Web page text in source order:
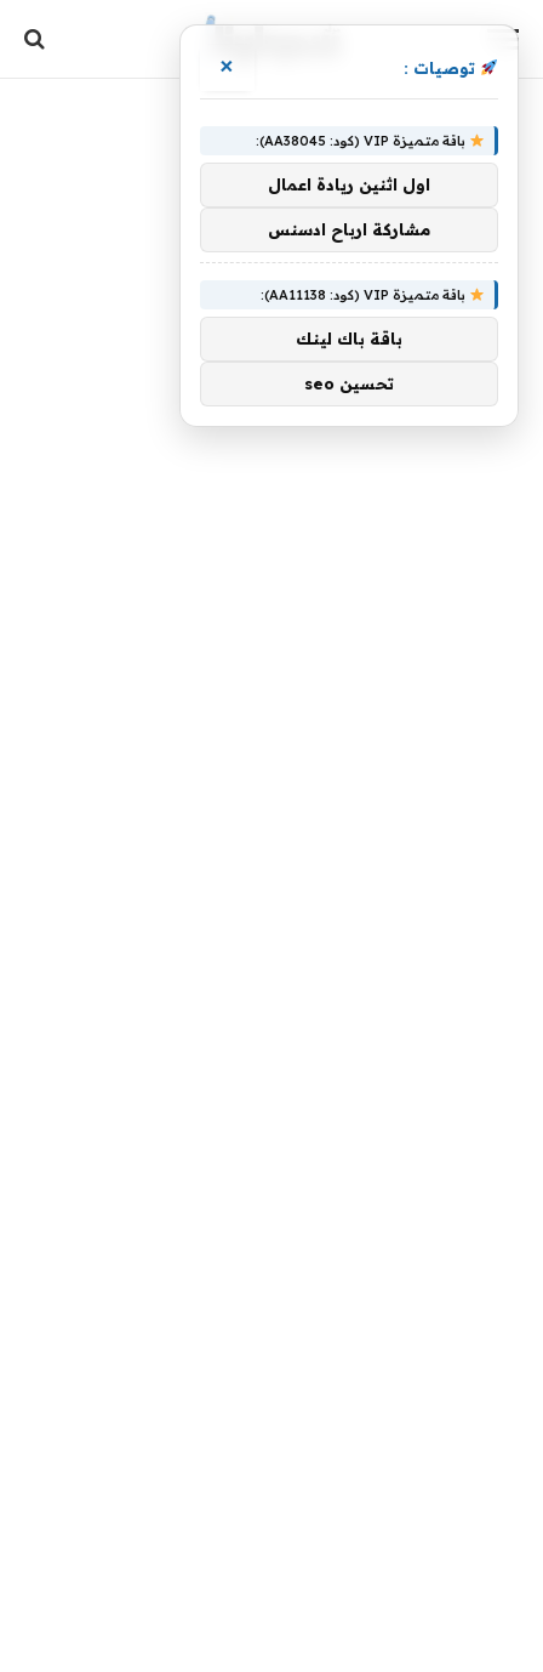
توصيات : ×
باقة متميزة VIP (كود: AA38045):
اول اثنين ريادة اعمال
مشاركة ارباح ادسنس
باقة متميزة VIP (كود: AA11138):
باقة باك لينك
تحسين seo